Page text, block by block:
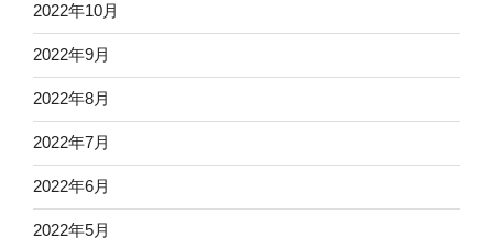
2022年10月
2022年9月
2022年8月
2022年7月
2022年6月
2022年5月